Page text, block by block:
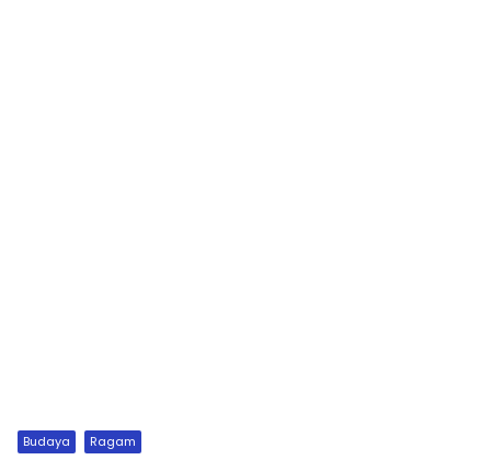
Budaya Ragam